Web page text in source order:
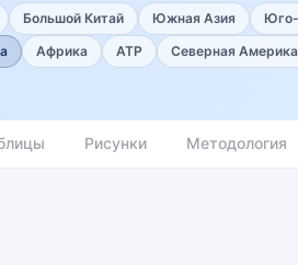
Большой Китай Южная Азия Юго-
Африка АТР Северная Америка
Рисунки Методология